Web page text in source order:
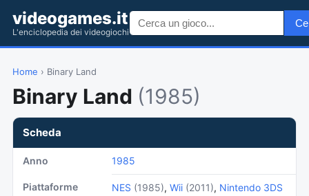
videogames.it
L'enciclopedia dei videogiochi
Home › Binary Land
Binary Land (1985)
Scheda
Anno 1985
Piattaforme NES (1985), Wii (2011), Nintendo 3DS